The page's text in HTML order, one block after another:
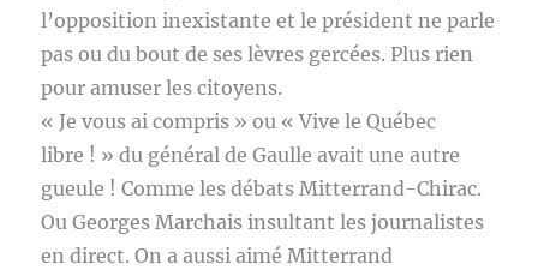
l’opposition inexistante et le président ne parle
pas ou du bout de ses lèvres gercées. Plus rien
pour amuser les citoyens.
« Je vous ai compris » ou « Vive le Québec
libre ! » du général de Gaulle avait une autre
gueule ! Comme les débats Mitterrand-Chirac.
Ou Georges Marchais insultant les journalistes
en direct. On a aussi aimé Mitterrand